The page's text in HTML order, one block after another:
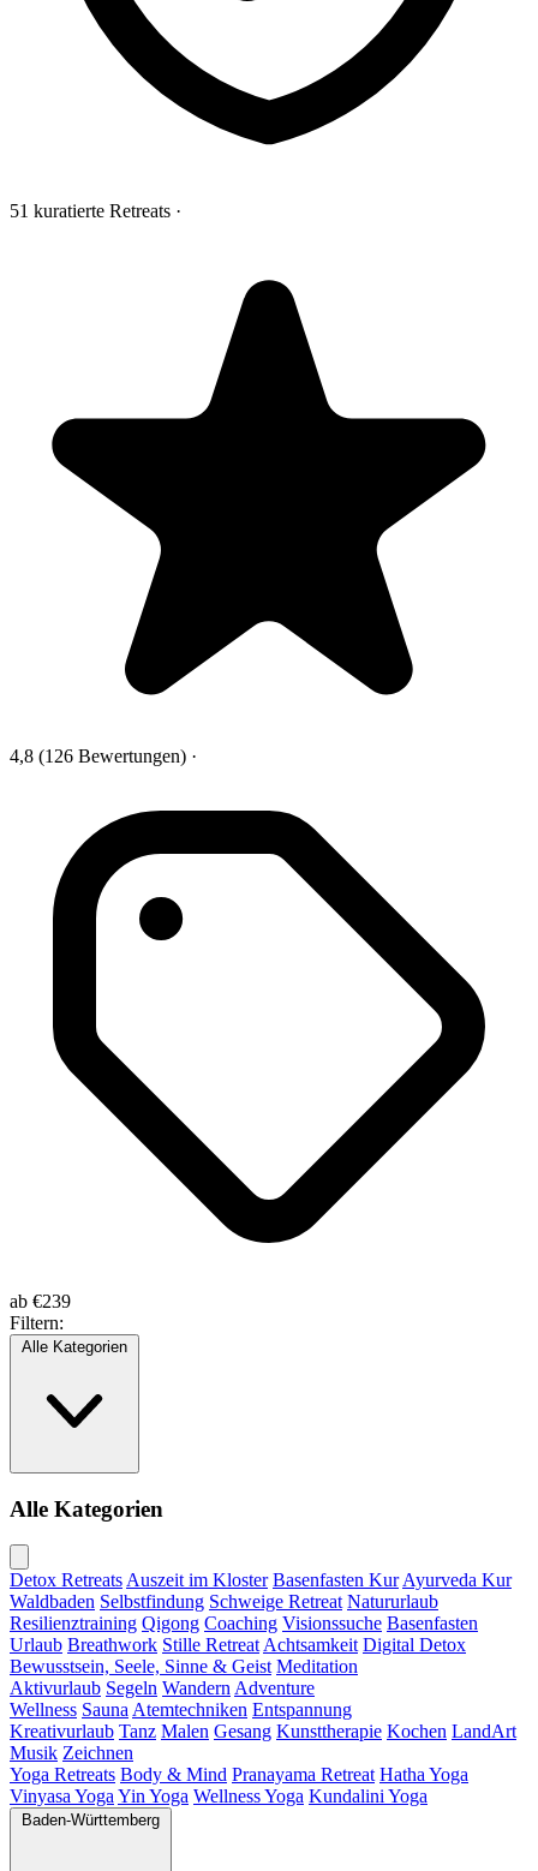
51 kuratierte Retreats ·
4,8 (126 Bewertungen) ·
ab €239
Filtern:
Alle Kategorien
Alle Kategorien
Detox Retreats Auszeit im Kloster Basenfasten Kur Ayurveda Kur
Waldbaden Selbstfindung Schweige Retreat Natururlaub
Resilienztraining Qigong Coaching Visionssuche Basenfasten
Urlaub Breathwork Stille Retreat Achtsamkeit Digital Detox
Bewusstsein, Seele, Sinne & Geist Meditation
Aktivurlaub Segeln Wandern Adventure
Wellness Sauna Atemtechniken Entspannung
Kreativurlaub Tanz Malen Gesang Kunsttherapie Kochen LandArt
Musik Zeichnen
Yoga Retreats Body & Mind Pranayama Retreat Hatha Yoga
Vinyasa Yoga Yin Yoga Wellness Yoga Kundalini Yoga
Baden-Württemberg